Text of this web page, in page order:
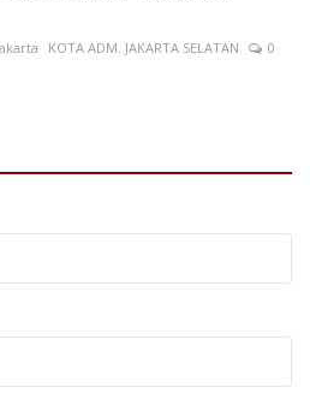
KOTA ADM. JAKARTA SELATAN
0